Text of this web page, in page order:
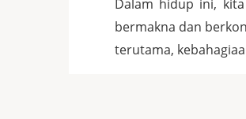
Dalam hidup ini,
bermakna dan
terutama,